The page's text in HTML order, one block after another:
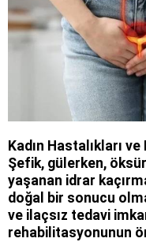
Kadın Hastalıkları
Şefik, gülerken,
yaşanan idrar
doğal bir sonucu
ve ilaçsız tedavi
rehabilitasyonunun